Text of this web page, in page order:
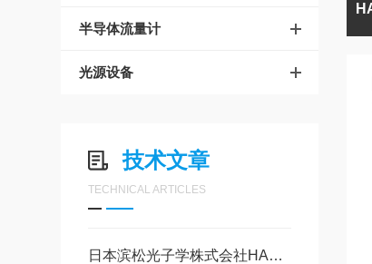
半导体流量计
光源设备
技术文章
TECHNICAL ARTICLES
日本滨松光子学株式会社HAMAMATSU氙灯专注光学